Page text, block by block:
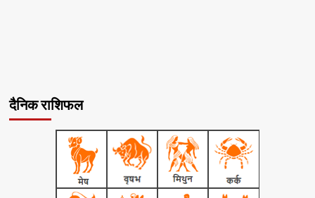
दैनिक राशिफल